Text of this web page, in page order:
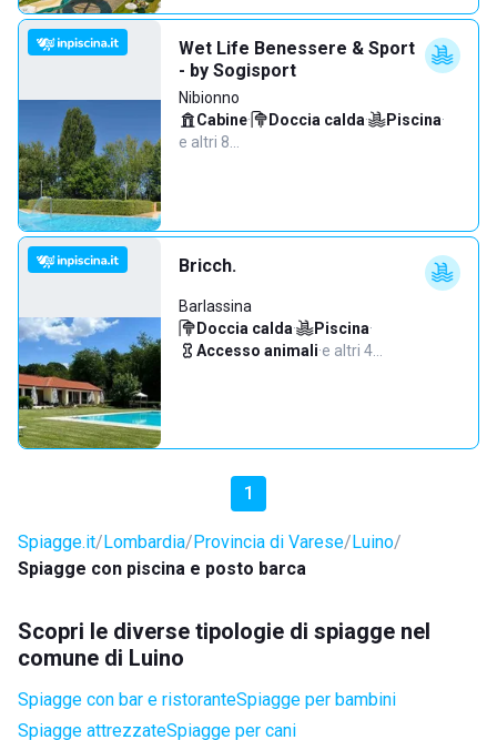
Wet Life Benessere & Sport
- by Sogisport
Nibionno
Cabine· Doccia calda· Piscina·
e altri 8…
Bricch.
Barlassina
Doccia calda· Piscina·
Accesso animali·e altri 4…
1
Spiagge.it Lombardia Provincia di Varese Luino
Spiagge con piscina e posto barca
Scopri le diverse tipologie di spiagge nel
comune di Luino
Spiagge con bar e ristoranteSpiagge per bambini
Spiagge attrezzateSpiagge per cani